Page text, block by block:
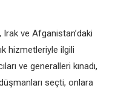
Irak ve Afganistan’daki
hizmetleriyle ilgili
ve generalleri kınadı,
seçti, onlara